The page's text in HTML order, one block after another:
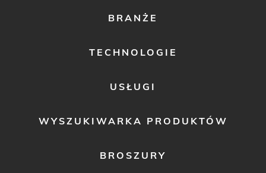
BRANŻE
TECHNOLOGIE
USŁUGI
WYSZUKIWARKA PRODUKTÓW
BROSZURY